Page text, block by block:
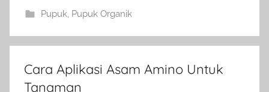
Pupuk, Pupuk Organik
Cara Aplikasi Asam Amino Untuk
Tanaman